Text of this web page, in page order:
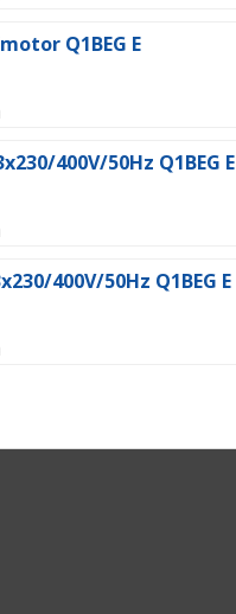
Q1BEG E
400V/50Hz Q1BEG E
400V/50Hz Q1BEG E